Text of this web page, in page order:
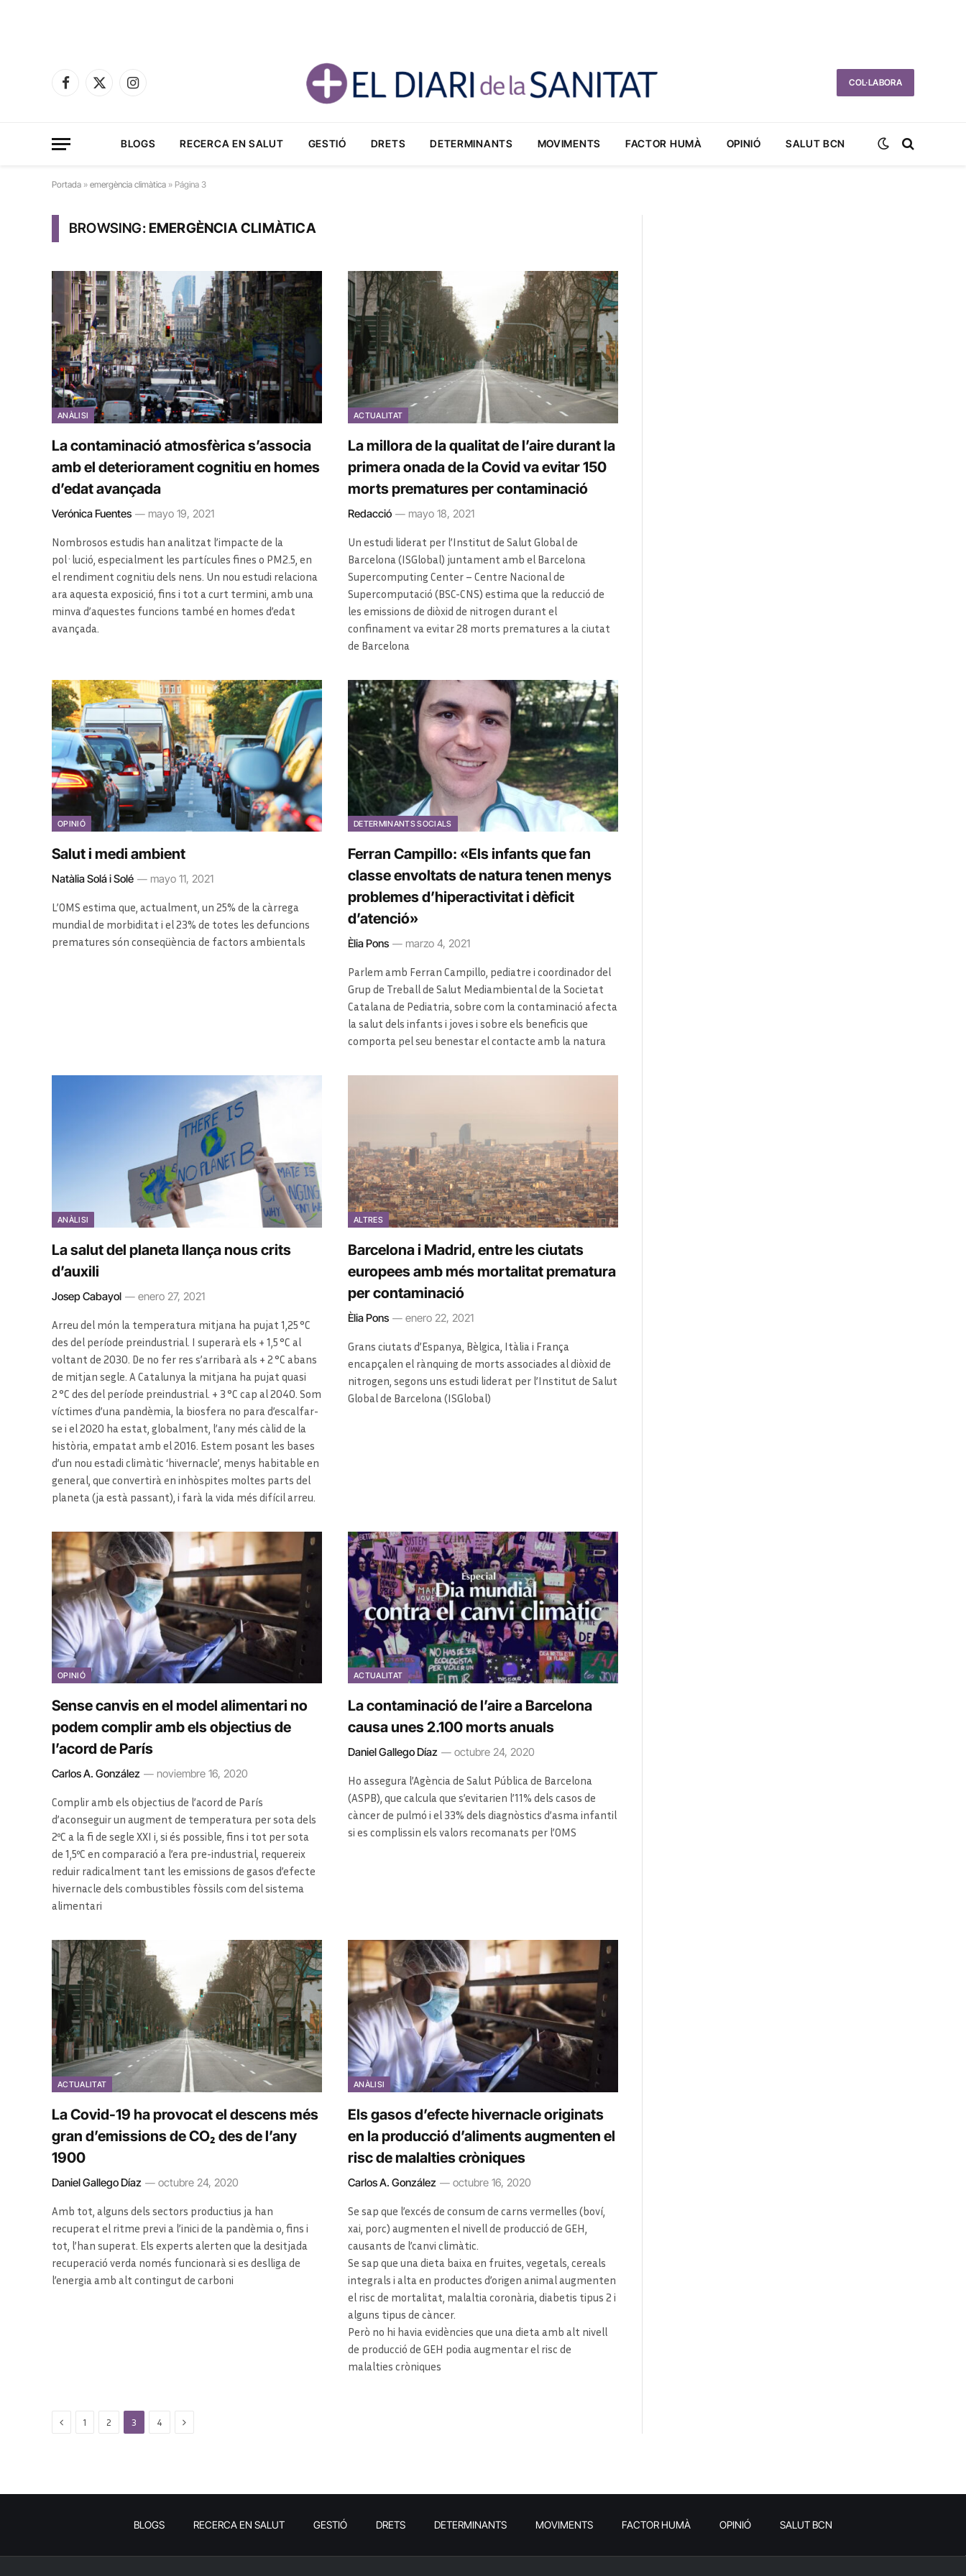
Facebook
X
Instagram
COL·LABORA
BLOGS RECERCA EN SALUT GESTIÓ DRETS DETERMINANTS MOVIMENTS FACTOR HUMÀ OPINIÓ SALUT BCN
Portada » emergència climàtica » Página 3
BROWSING:EMERGÈNCIA CLIMÀTICA
ANÀLISI
La contaminació atmosfèrica s’associa
amb el deteriorament cognitiu en homes
d’edat avançada
Verónica Fuentes mayo 19, 2021
Nombrosos estudis han analitzat l’impacte de la
pol·lució, especialment les partícules fines o PM2.5, en
el rendiment cognitiu dels nens. Un nou estudi relaciona
ara aquesta exposició, fins i tot a curt termini, amb una
minva d’aquestes funcions també en homes d’edat
avançada.
ACTUALITAT
La millora de la qualitat de l’aire durant la
primera onada de la Covid va evitar 150
morts prematures per contaminació
Redacció mayo 18, 2021
Un estudi liderat per l’Institut de Salut Global de
Barcelona (ISGlobal) juntament amb el Barcelona
Supercomputing Center – Centre Nacional de
Supercomputació (BSC-CNS) estima que la reducció de
les emissions de diòxid de nitrogen durant el
confinament va evitar 28 morts prematures a la ciutat
de Barcelona
OPINIÓ
Salut i medi ambient
Natàlia Solá i Solé mayo 11, 2021
L’OMS estima que, actualment, un 25% de la càrrega
mundial de morbiditat i el 23% de totes les defuncions
prematures són conseqüència de factors ambientals
DETERMINANTS SOCIALS
Ferran Campillo: «Els infants que fan
classe envoltats de natura tenen menys
problemes d’hiperactivitat i dèficit
d’atenció»
Èlia Pons marzo 4, 2021
Parlem amb Ferran Campillo, pediatre i coordinador del
Grup de Treball de Salut Mediambiental de la Societat
Catalana de Pediatria, sobre com la contaminació afecta
la salut dels infants i joves i sobre els beneficis que
comporta pel seu benestar el contacte amb la natura
ANÀLISI
La salut del planeta llança nous crits
d’auxili
Josep Cabayol enero 27, 2021
Arreu del món la temperatura mitjana ha pujat 1,25 °C
des del període preindustrial. I superarà els + 1,5 °C al
voltant de 2030. De no fer res s’arribarà als + 2 °C abans
de mitjan segle. A Catalunya la mitjana ha pujat quasi
2 °C des del període preindustrial. + 3 °C cap al 2040. Som
víctimes d’una pandèmia, la biosfera no para d’escalfar-
se i el 2020 ha estat, globalment, l’any més càlid de la
història, empatat amb el 2016. Estem posant les bases
d’un nou estadi climàtic ‘hivernacle’, menys habitable en
general, que convertirà en inhòspites moltes parts del
planeta (ja està passant), i farà la vida més difícil arreu.
ALTRES
Barcelona i Madrid, entre les ciutats
europees amb més mortalitat prematura
per contaminació
Èlia Pons enero 22, 2021
Grans ciutats d’Espanya, Bèlgica, Itàlia i França
encapçalen el rànquing de morts associades al diòxid de
nitrogen, segons uns estudi liderat per l’Institut de Salut
Global de Barcelona (ISGlobal)
OPINIÓ
Sense canvis en el model alimentari no
podem complir amb els objectius de
l’acord de París
Carlos A. González noviembre 16, 2020
Complir amb els objectius de l’acord de París
d’aconseguir un augment de temperatura per sota dels
2ºC a la fi de segle XXI i, si és possible, fins i tot per sota
de 1,5ºC en comparació a l’era pre-industrial, requereix
reduir radicalment tant les emissions de gasos d’efecte
hivernacle dels combustibles fòssils com del sistema
alimentari
ACTUALITAT
La contaminació de l’aire a Barcelona
causa unes 2.100 morts anuals
Daniel Gallego Díaz octubre 24, 2020
Ho assegura l’Agència de Salut Pública de Barcelona
(ASPB), que calcula que s’evitarien l’11% dels casos de
càncer de pulmó i el 33% dels diagnòstics d’asma infantil
si es complissin els valors recomanats per l’OMS
ACTUALITAT
La Covid-19 ha provocat el descens més
gran d’emissions de CO₂ des de l’any
1900
Daniel Gallego Díaz octubre 24, 2020
Amb tot, alguns dels sectors productius ja han
recuperat el ritme previ a l’inici de la pandèmia o, fins i
tot, l’han superat. Els experts alerten que la desitjada
recuperació verda només funcionarà si es deslliga de
l’energia amb alt contingut de carboni
ANÀLISI
Els gasos d’efecte hivernacle originats
en la producció d’aliments augmenten el
risc de malalties cròniques
Carlos A. González octubre 16, 2020
Se sap que l’excés de consum de carns vermelles (boví,
xai, porc) augmenten el nivell de producció de GEH,
causants de l’canvi climàtic.
Se sap que una dieta baixa en fruites, vegetals, cereals
integrals i alta en productes d’origen animal augmenten
el risc de mortalitat, malaltia coronària, diabetis tipus 2 i
alguns tipus de càncer.
Però no hi havia evidències que una dieta amb alt nivell
de producció de GEH podia augmentar el risc de
malalties cròniques
Previous
1 2 3 4 Next
BLOGS RECERCA EN SALUT GESTIÓ DRETS DETERMINANTS MOVIMENTS FACTOR HUMÀ OPINIÓ SALUT BCN